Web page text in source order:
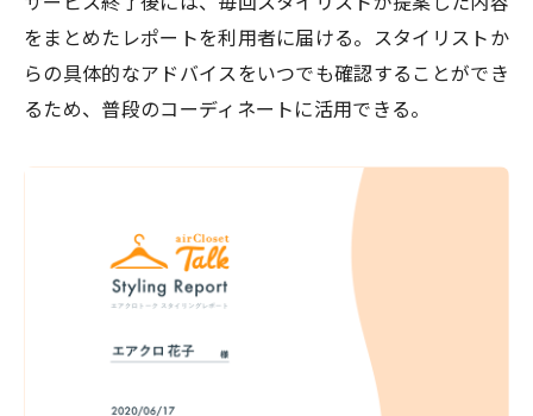
をまとめたレポートを利用者に届ける。スタイリストか
らの具体的なアドバイスをいつでも確認することができ
るため、普段のコーディネートに活用できる。